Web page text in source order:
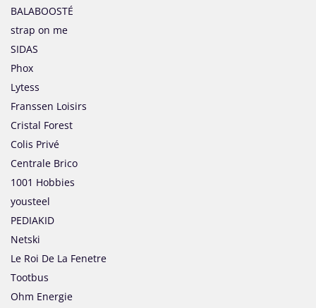
BALABOOSTÉ
strap on me
SIDAS
Phox
Lytess
Franssen Loisirs
Cristal Forest
Colis Privé
Centrale Brico
1001 Hobbies
yousteel
PEDIAKID
Netski
Le Roi De La Fenetre
Tootbus
Ohm Energie